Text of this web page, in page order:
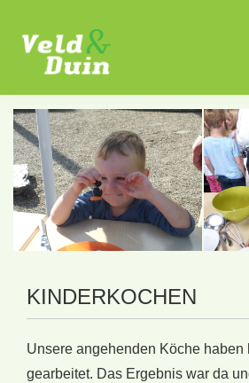
KINDERKOCHEN
Unsere angehenden Köche haben
gearbeitet. Das Ergebnis war da